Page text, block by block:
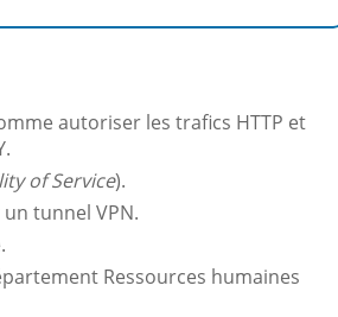
autoriser les trafics HTTP et
of Service).
tunnel VPN.
Ressources humaines